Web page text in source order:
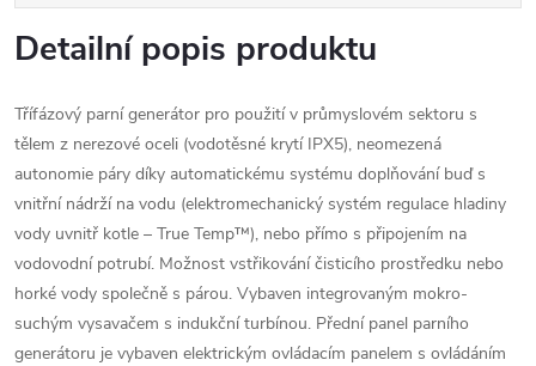
Detailní popis produktu
Třífázový parní generátor pro použití v průmyslovém sektoru s
tělem z nerezové oceli (vodotěsné krytí IPX5), neomezená
autonomie páry díky automatickému systému doplňování buď s
vnitřní nádrží na vodu (elektromechanický systém regulace hladiny
vody uvnitř kotle – True Temp™), nebo přímo s připojením na
vodovodní potrubí. Možnost vstřikování čisticího prostředku nebo
horké vody společně s párou. Vybaven integrovaným mokro-
suchým vysavačem s indukční turbínou. Přední panel parního
generátoru je vybaven elektrickým ovládacím panelem s ovládáním